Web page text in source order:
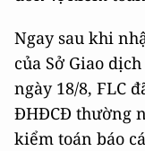
Ngay sau khi
của Sở Giao
ngày 18/8, FLC
ĐHĐCĐ thường
kiểm toán báo